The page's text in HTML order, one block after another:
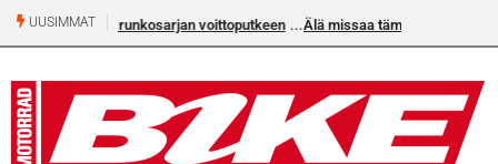
UUSIMMAT Älä missaa tämän kesän suurta Bike-numeroa!